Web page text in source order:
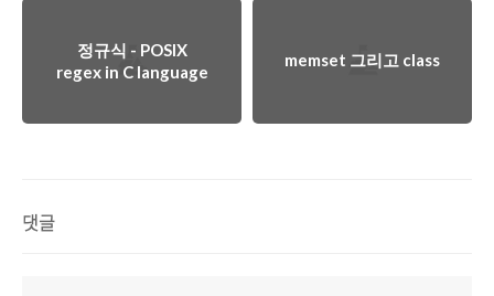
정규식 - POSIX
regex in C language
memset 그리고 class
댓글